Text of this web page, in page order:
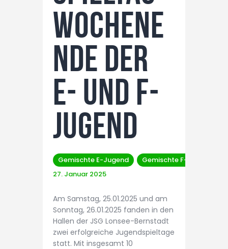
Gallerie
Shop
Wochene
nde der
E- und F-
Jugend
Gemischte E-Jugend Gemischte F-Jugend
27. Januar 2025
Am Samstag, 25.01.2025 und am
Sonntag, 26.01.2025 fanden in den
Hallen der JSG Lonsee-Bernstadt
zwei erfolgreiche Jugendspieltage
statt. Mit insgesamt 10